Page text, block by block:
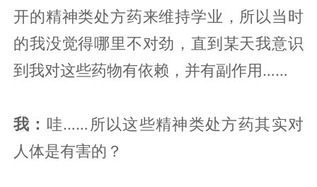
开的精神类处方药来维持学业，所以当时
的我没觉得哪里不对劲，直到某天我意识
到我对这些药物有依赖，并有副作用……
我： 哇……所以这些精神类处方药其实对
人体是有害的？